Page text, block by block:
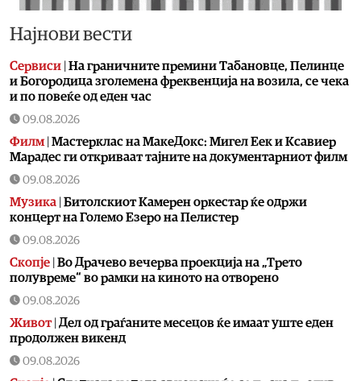
Најнови вести
Сервиси На граничните премини Табановце, Пелинце
и Богородица зголемена фреквенција на возила, се чека
и по повеќе од еден час
09.08.2026
Филм Мастерклас на МакеДокс: Мигел Еек и Ксавиер
Марадес ги откриваат тајните на документарниот филм
09.08.2026
Музика Битолскиот Камерен оркестар ќе одржи
концерт на Големо Езеро на Пелистер
09.08.2026
Скопје Во Драчево вечерва проекција на „Трето
полувреме“ во рамки на киното на отворено
09.08.2026
Живот| Дел од граѓаните месецов ќе имаат уште еден
продолжен викенд
09.08.2026